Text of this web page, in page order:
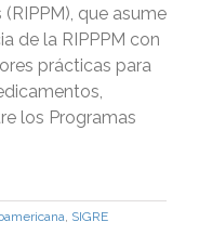
que asume
de la RIPPPM con
prácticas para
los Programas
, SIGRE